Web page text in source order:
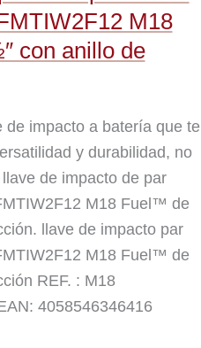
M18
con anillo de
de impacto a batería que te
y durabilidad, no
de impacto de par
M18 Fuel™ de
llave de impacto par
M18 Fuel™ de
REF. : M18
4058546346416